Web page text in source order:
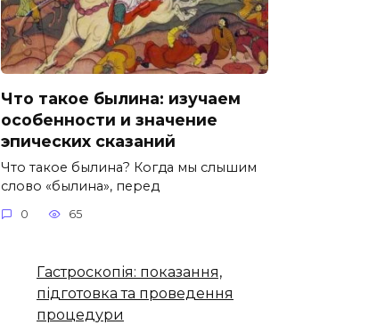
Что такое былина: изучаем
особенности и значение
эпических сказаний
Что такое былина? Когда мы слышим
слово «былина», перед
0 65
Гастроскопія: показання,
підготовка та проведення
процедури